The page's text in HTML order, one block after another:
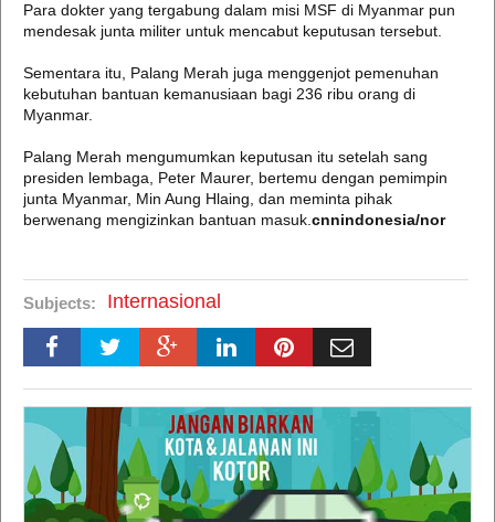
Para dokter yang tergabung dalam misi MSF di Myanmar pun
mendesak junta militer untuk mencabut keputusan tersebut.
Sementara itu, Palang Merah juga menggenjot pemenuhan
kebutuhan bantuan kemanusiaan bagi 236 ribu orang di
Myanmar.
Palang Merah mengumumkan keputusan itu setelah sang
presiden lembaga, Peter Maurer, bertemu dengan pemimpin
junta Myanmar, Min Aung Hlaing, dan meminta pihak
berwenang mengizinkan bantuan masuk. cnnindonesia/nor
Subjects: Internasional